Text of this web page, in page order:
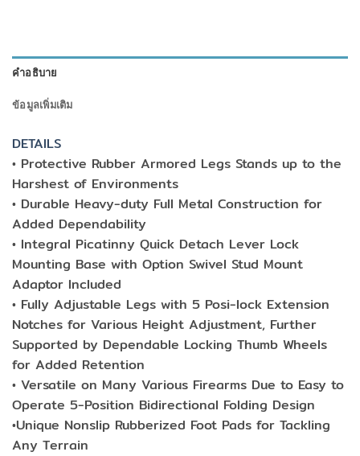
คำอธิบาย
ข้อมูลเพิ่มเติม
DETAILS
• Protective Rubber Armored Legs Stands up to the
Harshest of Environments
• Durable Heavy-duty Full Metal Construction for
Added Dependability
• Integral Picatinny Quick Detach Lever Lock
Mounting Base with Option Swivel Stud Mount
Adaptor Included
• Fully Adjustable Legs with 5 Posi-lock Extension
Notches for Various Height Adjustment, Further
Supported by Dependable Locking Thumb Wheels
for Added Retention
• Versatile on Many Various Firearms Due to Easy to
Operate 5-Position Bidirectional Folding Design
•Unique Nonslip Rubberized Foot Pads for Tackling
Any Terrain